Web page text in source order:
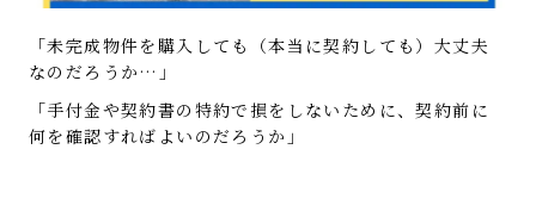
「未完成物件を購入しても（本当に契約しても）大丈夫
なのだろうか…」
「手付金や契約書の特約で損をしないために、契約前に
何を確認すればよいのだろうか」